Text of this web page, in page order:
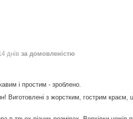
днів за домовленістю
і простим - зроблено.
Виготовлені з жорстким, гострим краєм,